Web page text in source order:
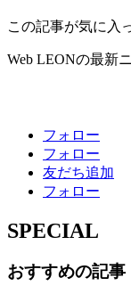
この記事が気に入
Web LEONの最新
フォロー
フォロー
友だち追加
フォロー
SPECIAL
おすすめの記事